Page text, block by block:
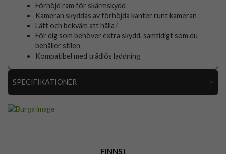
Förhöjd ram för skärmskydd
Kameran skyddas av förhöjda kanter runt kameran
Lätt och bekväm att hålla i
För dig som behöver extra skydd, samtidigt som du
behåller stilen
Kompatibel med trådlös laddning
SPECIFIKATIONER
FINNS I